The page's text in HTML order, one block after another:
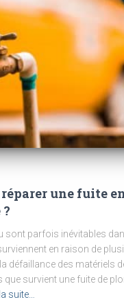
une fuite
sont parfois inévitables
en raison de
défaillance des matériels
que survient une fuite de
suite…